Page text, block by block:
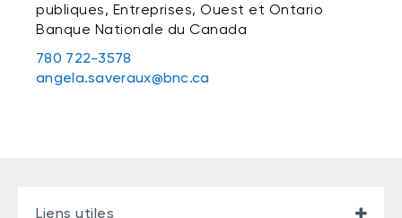
publiques, Entreprises, Ouest et Ontario
Banque Nationale du Canada
780 722-3578
angela.saveraux@bnc.ca
Liens utiles